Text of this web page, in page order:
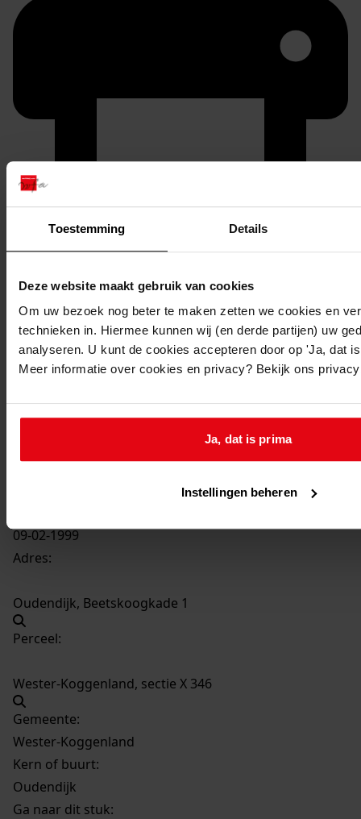
Toestemming Details
Deze website maakt gebruik van cookies
Om uw bezoek nog beter te maken zetten we cookies en
technieken in. Hiermee kunnen wij (en derde partijen) uw
analyseren. U kunt de cookies accepteren door op 'Ja, dat
Meer informatie over cookies en privacy? Bekijk ons
Ja, dat is prima
Instellingen beheren
duurzaam webadres
Inventaris
Nummers 2101 tot en met 2200
2168de bouw van een bedrijfsruimte, 1999
Datering:
Beschrijving:
de bouw van een bedrijfsruimte
09-02-1999
Adres:
Oudendijk, Beetskoogkade 1
Perceel:
Wester-Koggenland, sectie X 346
Gemeente:
Wester-Koggenland
Kern of buurt:
Oudendijk
Ga naar dit stuk: